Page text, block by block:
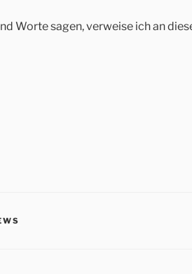
Worte sagen, verweise ich an